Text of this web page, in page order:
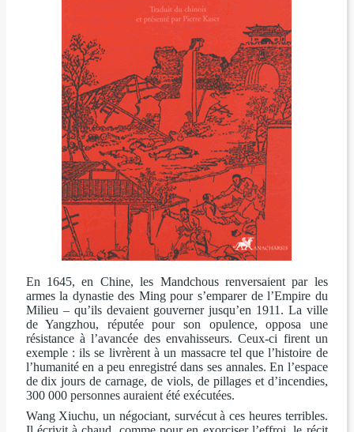
En 1645, en Chine, les Mandchous renversaient par les
armes la dynastie des Ming pour s’emparer de l’Empire du
Milieu – qu’ils devaient gouverner jusqu’en 1911. La ville
de Yangzhou, réputée pour son opulence, opposa une
résistance à l’avancée des envahisseurs. Ceux-ci firent un
exemple : ils se livrèrent à un massacre tel que l’histoire de
l’humanité en a peu enregistré dans ses annales. En l’espace
de dix jours de carnage, de viols, de pillages et d’incendies,
300 000 personnes auraient été exécutées.
Wang Xiuchu, un négociant, survécut à ces heures terribles.